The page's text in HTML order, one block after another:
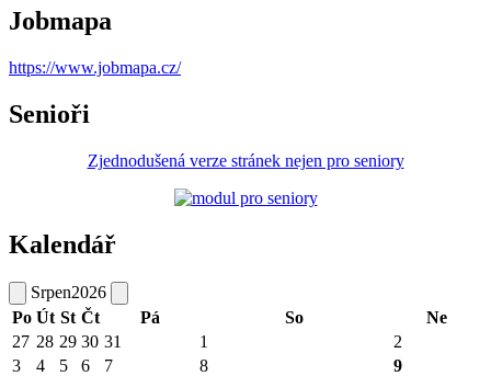
Jobmapa
https://www.jobmapa.cz/
Senioři
Zjednodušená verze stránek nejen pro seniory
Kalendář
Srpen2026
Po Út St Čt Pá So
Ne
27 28 29 30 31 1
2
3
4 5 6 7 8
9